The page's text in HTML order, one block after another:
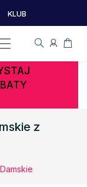
KLUB
z
Damskie